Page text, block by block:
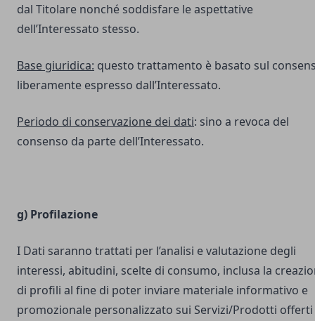
dal Titolare nonché soddisfare le aspettative
dell’Interessato stesso.
Base giuridica: questo trattamento è basato sul
liberamente espresso dall’Interessato.
Periodo di conservazione dei dati: sino a revoca del
consenso da parte dell’Interessato.
g) Profilazione
I Dati saranno trattati per l’analisi e valutazione degli
interessi, abitudini, scelte di consumo, inclusa la
di profili al fine di poter inviare materiale informativo e
promozionale personalizzato sui Servizi/Prodotti offerti